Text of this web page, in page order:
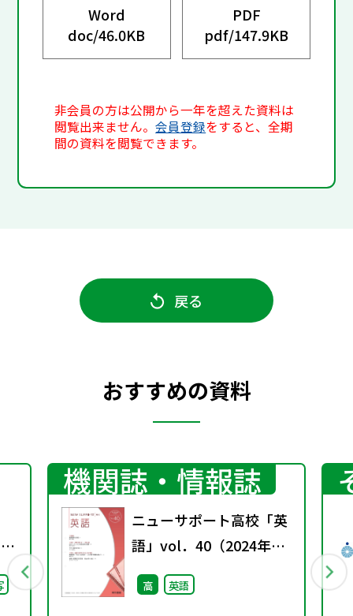
Word
doc/46.0KB
PDF
pdf/147.9KB
非会員の方は公開から一年を超えた資料は
閲覧出来ません。会員登録をすると、全期
間の資料を閲覧できます。
戻る
おすすめの資料
機関誌・情報誌
ニューサポート高校「英
語」vol．40（2024年秋
号）
高 英語